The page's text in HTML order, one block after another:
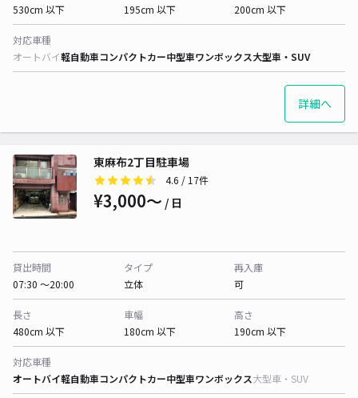
530cm 以下
195cm 以下
200cm 以下
対応車種
オートバイ軽自動車コンパクトカー中型車ワンボックス大型車・SUV
詳細へ
東麻布2丁目駐車場
4.6 / 17件
¥3,000〜 / 日
貸出時間
07:30 〜20:00
タイプ
立体
再入庫
可
長さ
480cm 以下
車幅
180cm 以下
高さ
190cm 以下
対応車種
オートバイ軽自動車コンパクトカー中型車ワンボックス大型車・SUV